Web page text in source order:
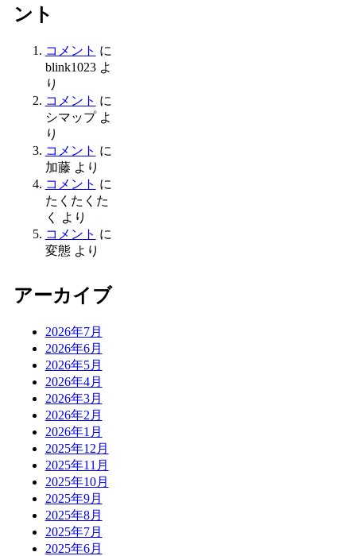
ント
コメント に
blink1023よ
り
コメント に
シマップよ
り
コメント に
加藤より
コメント に
たくたくた
く
より
コメント に
変態より
アーカイブ
2026年7月
2026年6月
2026年5月
2026年4月
2026年3月
2026年2月
2026年1月
2025年12月
2025年11月
2025年10月
2025年9月
2025年8月
2025年7月
2025年6月